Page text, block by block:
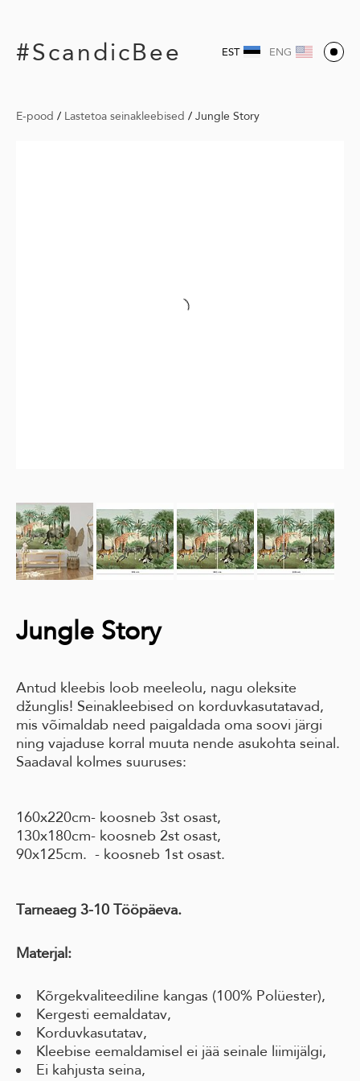
#ScandicBee EST ENG
E-pood / Lastetoa seinakleebised / Jungle Story
Jungle Story
Antud kleebis loob meeleolu, nagu oleksite
džunglis! Seinakleebised on korduvkasutatavad,
mis võimaldab need paigaldada oma soovi järgi
ning vajaduse korral muuta nende asukohta seinal.
Saadaval kolmes suuruses:
160x220cm- koosneb 3st osast,
130x180cm- koosneb 2st osast,
90x125cm. - koosneb 1st osast.
Tarneaeg 3-10 Tööpäeva.
Materjal:
Kõrgekvaliteediline kangas (100% Polüester),
Kergesti eemaldatav,
Korduvkasutatav,
Kleebise eemaldamisel ei jää seinale liimijälgi,
Ei kahjusta seina,